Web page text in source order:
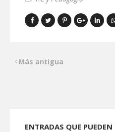
Más antigua
ENTRADAS QUE PUEDEN